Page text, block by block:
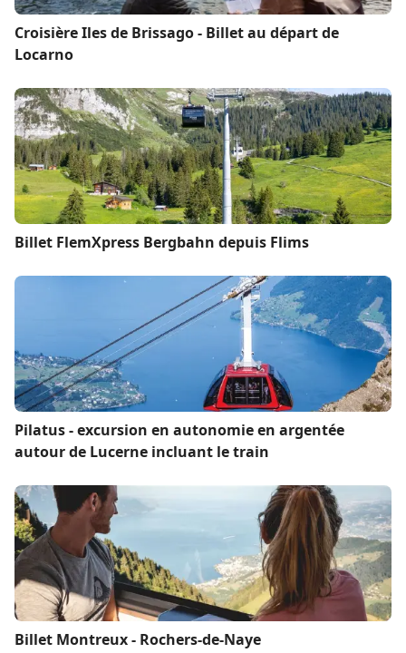
Croisière Iles de Brissago - Billet au départ de
Locarno
Billet FlemXpress Bergbahn depuis Flims
Pilatus - excursion en autonomie en argentée
autour de Lucerne incluant le train
Billet Montreux - Rochers-de-Naye